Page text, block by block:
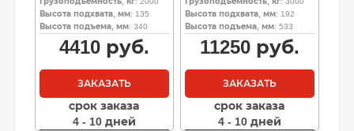
Высота подхвата, мм: 135
Высота подъема, мм: 340
4410руб.
ЗАКАЗАТЬ
срок заказа
4 - 10 дней
Высота подхвата, мм: 192
Высота подъема, мм: 533
11250руб.
ЗАКАЗАТЬ
срок заказа
4 - 10 дней